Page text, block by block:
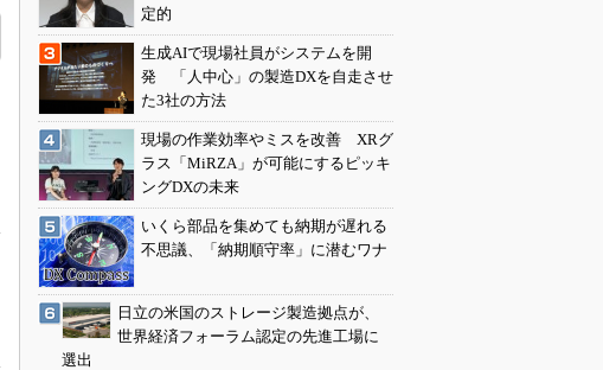
定的
生成AIで現場社員がシステムを開
発 「人中心」の製造DXを自走させ
た3社の方法
現場の作業効率やミスを改善 XRグ
ラス「MiRZA」が可能にするピッキ
ングDXの未来
いくら部品を集めても納期が遅れる
不思議、「納期順守率」に潜むワナ
日立の米国のストレージ製造拠点が、
世界経済フォーラム認定の先進工場に
選出